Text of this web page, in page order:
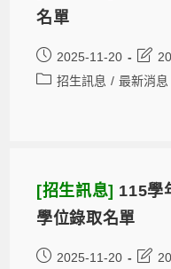
名單
2025-11-20
招生訊息 / 最新消息
[招生訊息] 115學
學位錄取名單
2025-11-20